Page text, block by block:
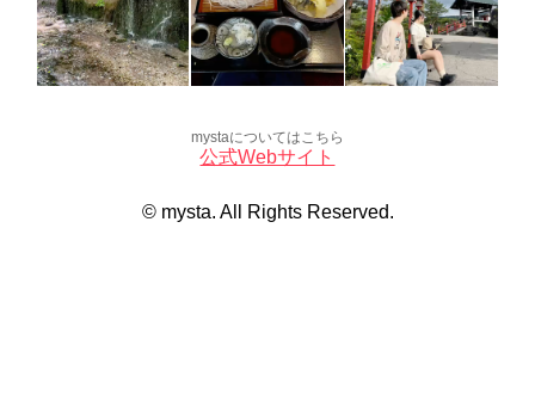
mystaについてはこちら
公式Webサイト
© mysta. All Rights Reserved.